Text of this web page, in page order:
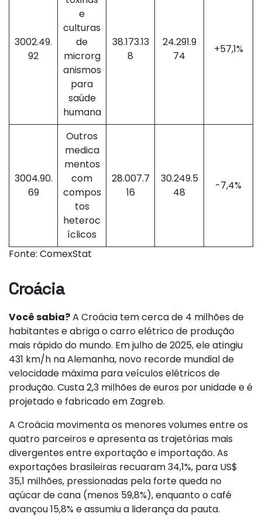
3002.49.
92
e
culturas
de
microrg
anismos
para
saúde
humana
38.173.13
8
24.291.9
74
+57,1%
3004.90.
69
Outros
medica
mentos
com
compos
tos
heteroc
íclicos
28.007.7
16
30.249.5
48
-7,4%
Fonte: ComexStat
Croácia
Você sabia?A Croácia tem cerca de 4 milhões de
habitantes e abriga o carro elétrico de produção
mais rápido do mundo. Em julho de 2025, ele atingiu
431 km/h na Alemanha, novo recorde mundial de
velocidade máxima para veículos elétricos de
produção. Custa 2,3 milhões de euros por unidade e é
projetado e fabricado em Zagreb.
A Croácia movimenta os menores volumes entre os
quatro parceiros e apresenta as trajetórias mais
divergentes entre exportação e importação. As
exportações brasileiras recuaram 34,1%, para US$
35,1 milhões, pressionadas pela forte queda no
açúcar de cana (menos 59,8%), enquanto o café
avançou 15,8% e assumiu a liderança da pauta.